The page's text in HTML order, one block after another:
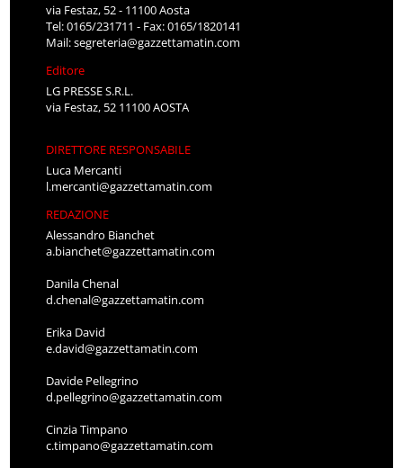
via Festaz, 52 - 11100 Aosta
Tel: 0165/231711 - Fax: 0165/1820141
Mail:segreteria@gazzettamatin.com
Editore
LG PRESSE S.R.L.
via Festaz, 52 11100 AOSTA
DIRETTORE RESPONSABILE
Luca Mercanti
l.mercanti@gazzettamatin.com
REDAZIONE
Alessandro Bianchet
a.bianchet@gazzettamatin.com
Danila Chenal
d.chenal@gazzettamatin.com
Erika David
e.david@gazzettamatin.com
Davide Pellegrino
d.pellegrino@gazzettamatin.com
Cinzia Timpano
c.timpano@gazzettamatin.com